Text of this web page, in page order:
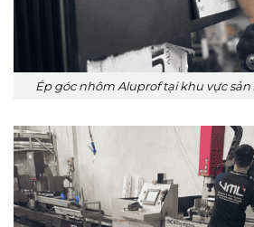
Ép góc nhôm Aluprof tại khu vực